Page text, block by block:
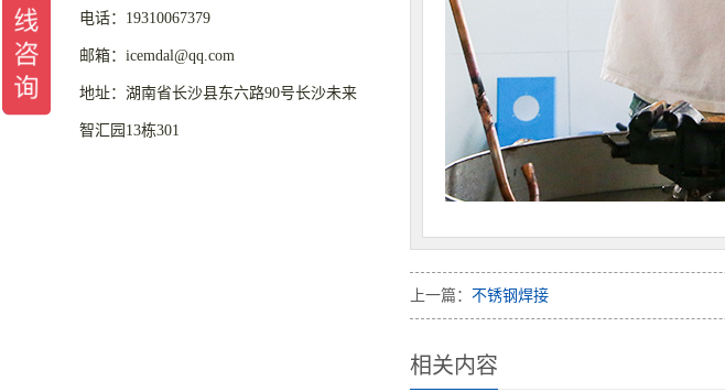
电话：19310067379
邮箱：icemdal@qq.com
地址：湖南省长沙县东六路90号长沙未来
智汇园13栋301
上一篇： 不锈钢焊接
相关内容